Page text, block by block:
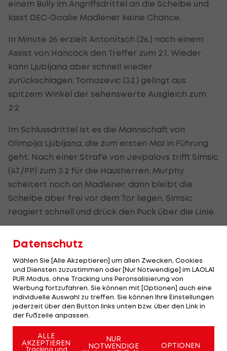
einem Bully im Angriffsdrittel an die Scheibe und
lässt DEC-Goalie Madlener keine Chance.
In Minute 26 erzielt Antonitsch (26.) nach einem
Assist von Hancock den Treffer zum 2:1. Wieder
kann Ljubljana aber schnell wieder
zurückschlagen. Tomazevic (32.) gelingt aus
spitzem Winkel der sehenswerte Ausgleich zum
2:2.
Im Schlussdrittel ist es die Mannschaft von
Olimpija Ljubljana, die zum ersten Mal in Führung
geht. Nach einer Strafe von Jevpalovs trifft Simsic
(47./PP) zum 3:2 für die Hausherren. Murphy
scheitert noch an Madlener, dann bleibt die
Scheibe aber frei vor dem Tor liegen, Simsic
reagiert schnell und drück den Puck über die Linie.
Angriffsdrittel, gegen die aufmerksame Defensive
der Slowenen gelingt ihnen aber kein Treffer. In
der 57. Minute trifft Pance zur vermeintlichen
Entscheidung, doch nur 30 Sekunden später
verkürzt Macierzynski (57.) wieder auf 3:4 aus Sicht
der Gäste.
Der Ausgleich gelingt den Gästen aber nicht mehr,
Datenschutz
Wählen Sie [Alle Akzeptieren] um allen Zwecken, Cookies
und Diensten zuzustimmen oder [Nur Notwendige] im LAOLA1
PUR Modus, ohne Tracking uns Peronsalisierung von
Werbung fortzufahren. Sie können mit [Optionen] auch eine
individuelle Auswahl zu treffen. Sie können Ihre Einstellungen
jederzeit über den Button links unten bzw. über den Link in
der Fußzeile anpassen.
ALLE
AKZEPTIEREN
Tracking und
NUR
NOTWENDIGE
OPTIONEN